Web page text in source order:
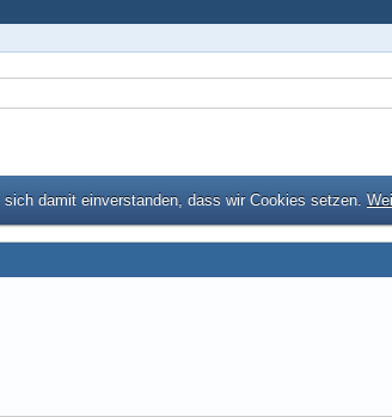
damit einverstanden, dass wir Cookies setzen.